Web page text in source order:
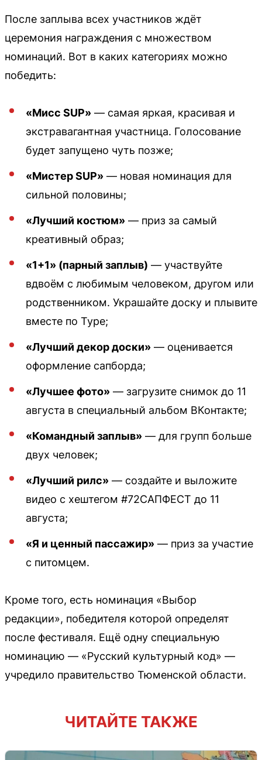
После заплыва всех участников ждёт
церемония награждения с множеством
номинаций. Вот в каких категориях можно
победить:
«Мисс SUP» — самая яркая, красивая и
экстравагантная участница. Голосование
будет запущено чуть позже;
«Мистер SUP» — новая номинация для
сильной половины;
«Лучший костюм» — приз за самый
креативный образ;
«1+1» (парный заплыв) — участвуйте
вдвоём с любимым человеком, другом или
родственником. Украшайте доску и плывите
вместе по Туре;
«Лучший декор доски» — оценивается
оформление сапборда;
«Лучшее фото» — загрузите снимок до 11
августа в специальный альбом ВКонтакте;
«Командный заплыв» — для групп больше
двух человек;
«Лучший рилс» — создайте и выложите
видео с хештегом #72САПФЕСТ до 11
августа;
«Я и ценный пассажир» — приз за участие
с питомцем.
Кроме того, есть номинация «Выбор
редакции», победителя которой определят
после фестиваля. Ещё одну специальную
номинацию — «Русский культурный код» —
учредило правительство Тюменской области.
ЧИТАЙТЕ ТАКЖЕ